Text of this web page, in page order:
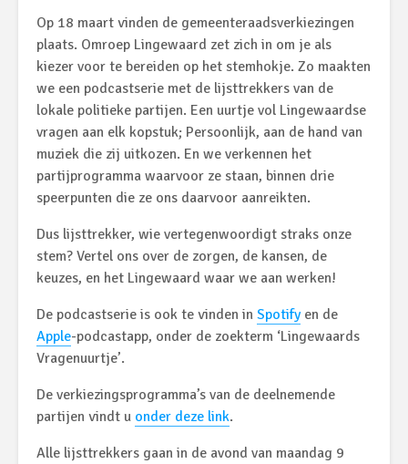
Op 18 maart vinden de gemeenteraadsverkiezingen
plaats. Omroep Lingewaard zet zich in om je als
kiezer voor te bereiden op het stemhokje. Zo maakten
we een podcastserie met de lijsttrekkers van de
lokale politieke partijen. Een uurtje vol Lingewaardse
vragen aan elk kopstuk; Persoonlijk, aan de hand van
muziek die zij uitkozen. En we verkennen het
partijprogramma waarvoor ze staan, binnen drie
speerpunten die ze ons daarvoor aanreikten.
Dus lijsttrekker, wie vertegenwoordigt straks onze
stem? Vertel ons over de zorgen, de kansen, de
keuzes, en het Lingewaard waar we aan werken!
De podcastserie is ook te vinden in Spotifyen de
Apple-podcastapp, onder de zoekterm ‘Lingewaards
Vragenuurtje’.
De verkiezingsprogramma’s van de deelnemende
partijen vindt u onder deze link.
Alle lijsttrekkers gaan in de avond van maandag 9